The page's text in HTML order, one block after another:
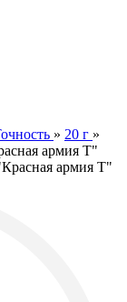
» 20 г »
армия Т"